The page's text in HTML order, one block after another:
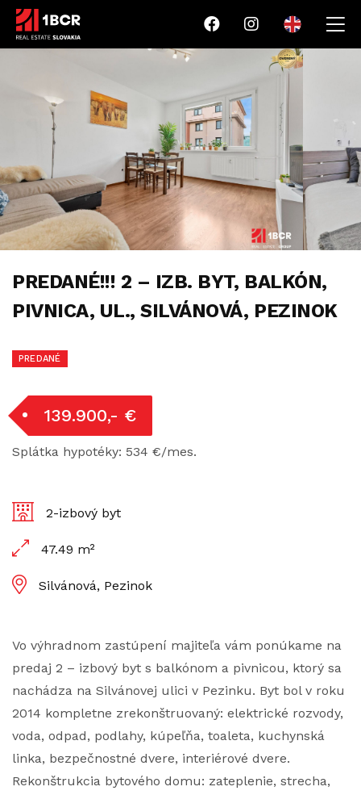
PREDANÉ!!! 2 – IZB. BYT, BALKÓN,
PIVNICA, UL., SILVÁNOVÁ, PEZINOK
PREDANÉ
139.900,- €
Splátka hypotéky: 534 €/mes.
2-izbový byt
47.49 m²
Silvánová, Pezinok
Vo výhradnom zastúpení majiteľa vám ponúkame na
predaj 2 – izbový byt s balkónom a pivnicou, ktorý sa
nachádza na Silvánovej ulici v Pezinku. Byt bol v roku
2014 kompletne zrekonštruovaný: elektrické rozvody,
voda, odpad, podlahy, kúpeľňa, toaleta, kuchynská
linka, bezpečnostné dvere, interiérové dvere.
Rekonštrukcia bytového domu: zateplenie, strecha,